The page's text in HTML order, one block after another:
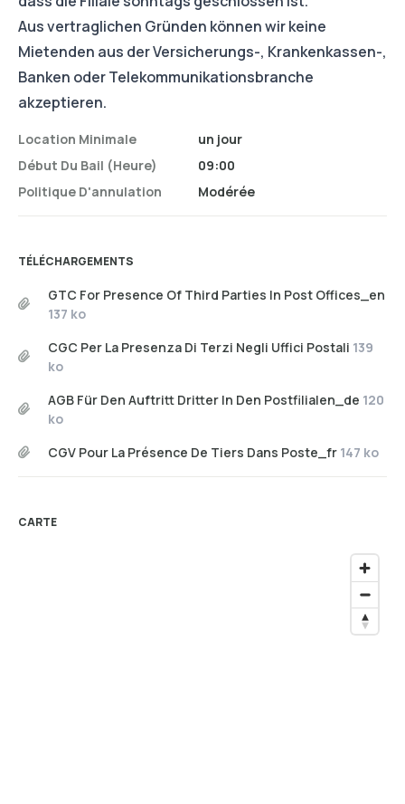
Aus vertraglichen Gründen können wir keine
Mietenden aus der Versicherungs-, Krankenkassen-,
Banken oder Telekommunikationsbranche
akzeptieren.
Location Minimale
Début Du Bail (heure)
Politique D'annulation
un jour
09:00
Modérée
TÉLÉCHARGEMENTS
GTC For Presence Of Third Parties In Post Offices_en
137 ko
CGC Per La Presenza Di Terzi Negli Uffici Postali 139
ko
AGB Für Den Auftritt Dritter In Den Postfilialen_de 120
ko
CGV Pour La Présence De Tiers Dans Poste_fr 147 ko
CARTE